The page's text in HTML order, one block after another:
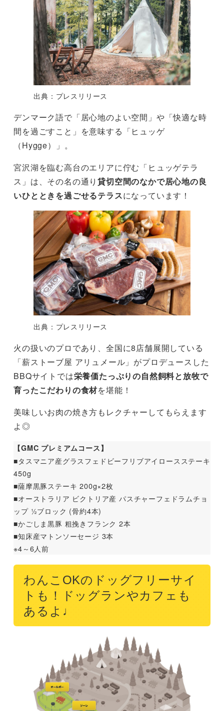
出典：プレスリリース
デンマーク語で「居心地のよい空間」や「快適な時
間を過ごすこと」を意味する「ヒュッゲ
（Hygge）」。
宮沢湖を臨む高台のエリアに佇む「ヒュッゲテラ
ス」は、その名の通り貸切空間のなかで居心地の良
いひとときを過ごせるテラスになっています！
出典：プレスリリース
火の扱いのプロであり、全国に8店舗展開している
「薪ストーブ屋 アリュメール」がプロデュースした
BBQサイトでは栄養価たっぷりの自然飼料と放牧で
育ったこだわりの食材を堪能！
美味しいお肉の焼き方もレクチャーしてもらえます
よ◎
【GMC プレミアムコース】
■タスマニア産グラスフェドビーフリブアイロースステーキ
450g
■薩摩黒豚ステーキ 200g×2枚
■オーストラリア ビクトリア産 パスチャーフェドラムチョ
ップ 1⁄2ブロック (骨約4本)
■かごしま黒豚 粗挽きフランク 2本
■知床産マトンソーセージ 3本
※4～6人前
わんこOKのドッグフリーサイ
トも！ドッグランやカフェも
あるよ♩